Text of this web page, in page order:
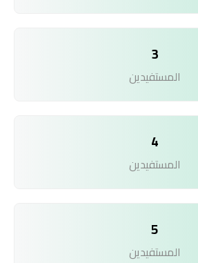
3
المستفيدين
4
المستفيدين
5
المستفيدين